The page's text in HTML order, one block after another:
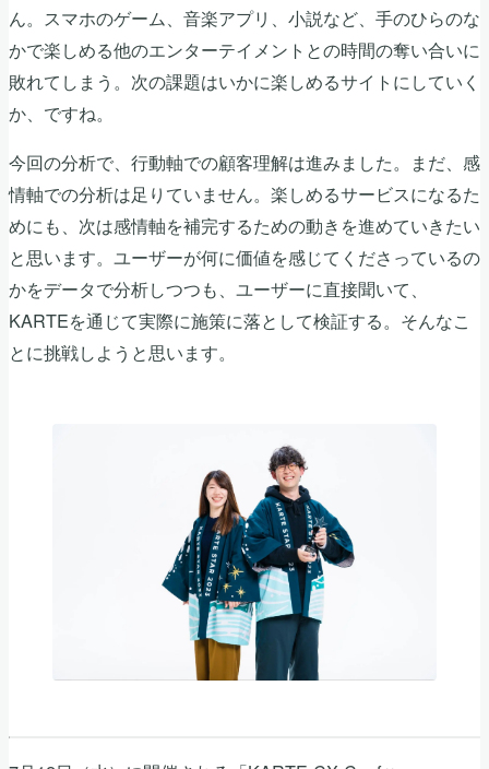
ん。スマホのゲーム、音楽アプリ、小説など、手のひらのな
かで楽しめる他のエンターテイメントとの時間の奪い合いに
敗れてしまう。次の課題はいかに楽しめるサイトにしていく
か、ですね。
今回の分析で、行動軸での顧客理解は進みました。まだ、感
情軸での分析は足りていません。楽しめるサービスになるた
めにも、次は感情軸を補完するための動きを進めていきたい
と思います。ユーザーが何に価値を感じてくださっているの
かをデータで分析しつつも、ユーザーに直接聞いて、
KARTEを通じて実際に施策に落として検証する。そんなこ
とに挑戦しようと思います。